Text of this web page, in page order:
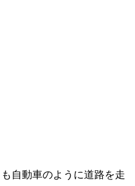
自動車のように道路を走